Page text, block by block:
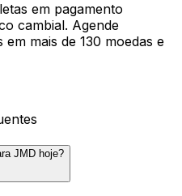
em pagamento
cambial. Agende
mais de 130 moedas e
JMD hoje?